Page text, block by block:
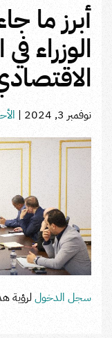
أبرز ما
الوزراء
نوفمبر 3, 2024 |
سجل الدخوللرؤية